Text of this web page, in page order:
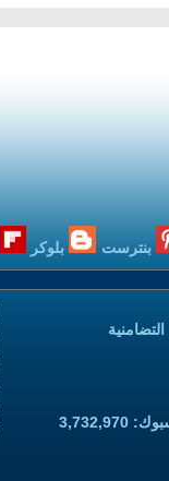
بنترست بلوكر